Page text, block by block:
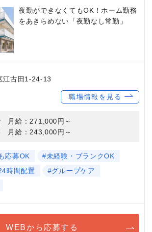
夜勤ができなくてもOK！ホーム勤務
をあきらめない「夜勤なし常勤」
江古田1-24-13
職場情報を見る
月給：271,000円～
月給：243,000円～
応募OK
#未経験・ブランクOK
時間配置
#グループケア
WEBから応募する